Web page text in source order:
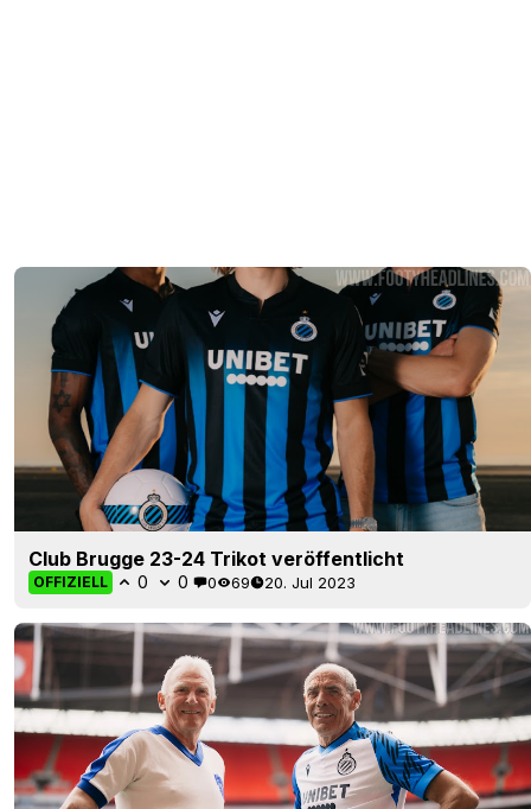
Club Brugge 23-24 Trikot veröffentlicht
OFFIZIELL 0 0 0 69 20. Jul 2023